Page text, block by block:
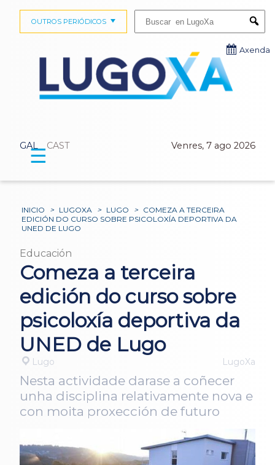
GAL CAST Venres, 7 ago 2026
OUTROS PERIÓDICOS
Axenda
☰
INICIO > LUGOXA > LUGO > COMEZA A TERCEIRA
EDICIÓN DO CURSO SOBRE PSICOLOXÍA DEPORTIVA DA
UNED DE LUGO
Educación
Comeza a terceira
edición do curso sobre
psicoloxía deportiva da
UNED de Lugo
Lugo LugoXa
Nesta actividade darase a coñecer
unha disciplina relativamente nova e
con moita proxección de futuro